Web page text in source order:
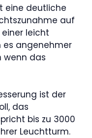
eine deutliche
auf
leicht
es angenehmer
wenn das
ist der
das
bis zu 3000
Leuchtturm.